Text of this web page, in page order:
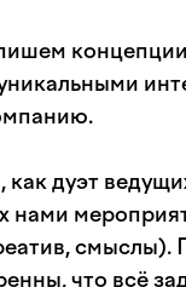
дуэт
нами
смыслы).
что всё